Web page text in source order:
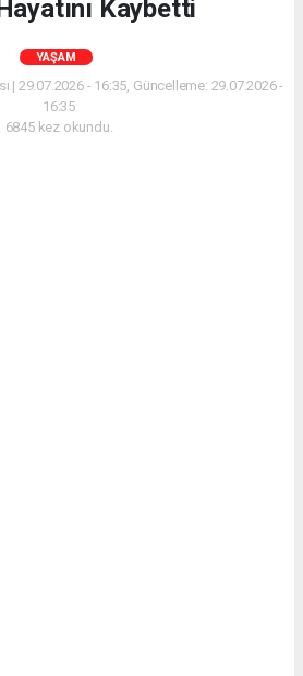
Kaybetti
YAŞAM
| 29.07.2026 - 16:35, Güncelleme: 29.07.2026 -
16:35
6845 kez okundu.